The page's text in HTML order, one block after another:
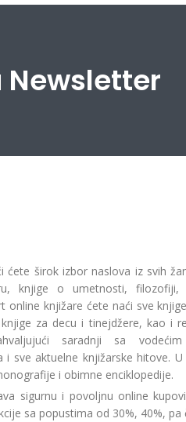
Newsletter
širok izbor naslova iz svih
knjige o umetnosti, filozofiji,
online knjižare ćete naći sve
za decu i tinejdžere, kao i
saradnji sa vodećim
sve aktuelne knjižarske hitove.
i obimne enciklopedije.
sigurnu i povoljnu online
sa popustima od 30%, 40%, pa